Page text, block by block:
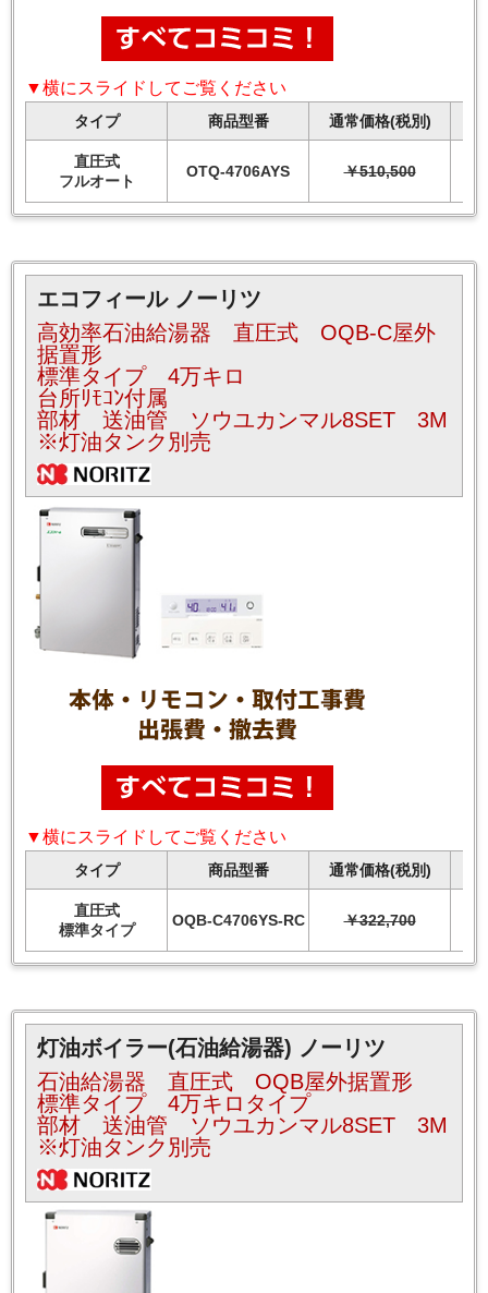
▼横にスライドしてご覧ください
タイプ 商品型番 通常価格(税別)
直圧式
フルオート
OTQ-4706AYS ￥510,500
エコフィール ノーリツ
高効率石油給湯器 直圧式 OQB-C屋外
据置形
標準タイプ 4万キロ
台所ﾘﾓｺﾝ付属
部材 送油管 ソウユカンマル8SET 3M
※灯油タンク別売
▼横にスライドしてご覧ください
タイプ 商品型番 通常価格(税別)
直圧式
標準タイプ
OQB-C4706YS-RC ￥322,700
灯油ボイラー(石油給湯器) ノーリツ
石油給湯器 直圧式 OQB屋外据置形
標準タイプ 4万キロタイプ
部材 送油管 ソウユカンマル8SET 3M
※灯油タンク別売